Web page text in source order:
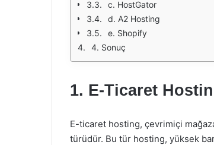
c. HostGator
d. A2 Hosting
e. Shopify
4. Sonuç
1. E-Ticaret
E-ticaret hosting, çevrimiçi
türüdür. Bu tür hosting, yüksek